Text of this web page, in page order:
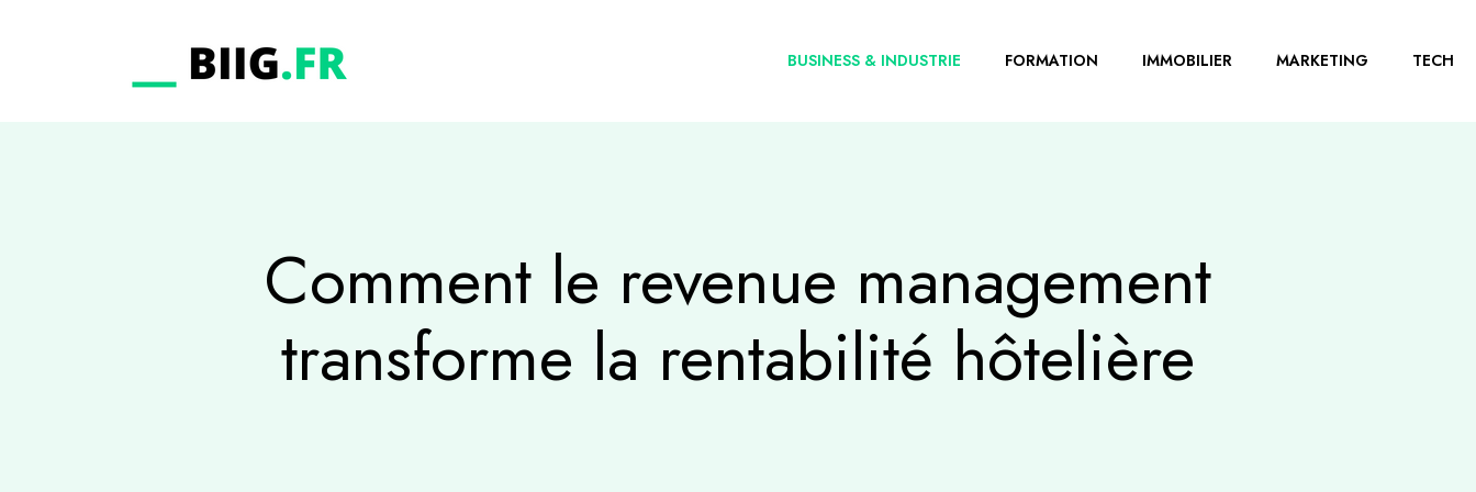
BUSINESS & INDUSTRIE FORMATION IMMOBILIER MARKETING TECH
Comment le revenue management
transforme la rentabilité hôtelière